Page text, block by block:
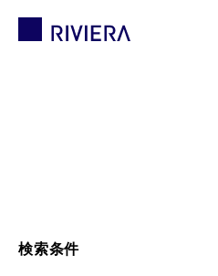
検索条件